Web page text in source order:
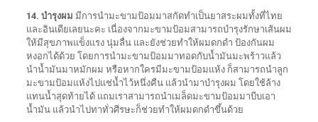
14. บำรุงผม มีการนำมะขามป้อมมาสกัดทำเป็นยาสระผมทั้งที่ไทย
และอินเดียเลยนะคะ เนื่องจากมะขามป้อมสามารถบำรุงรักษาเส้นผม
ให้มีสุขภาพแข็งแรง นุ่มลื่น และยังช่วยทำให้ผมดกดำ ป้องกันผม
หงอกได้ด้วย โดยการนำมะขามป้อมมาทอดกับน้ำมันมะพร้าวแล้ว
นำน้ำมันมาหมักผม หรือหากใครมีมะขามป้อมแห้ง ก็สามารถนำลูก
มะขามป้อมแห้งไปแช่น้ำไว้หนึ่งคืน แล้วนำมาบำรุงผม โดยใช้ล้าง
แทนน้ำสุดท้ายได้ แถมเราสามารถนำเมล็ดมะขามป้อมมาบีบเอา
น้ำมัน แล้วนำไปทาทั่วศีรษะก็ช่วยทำให้ผมดกดำขึ้นด้วย